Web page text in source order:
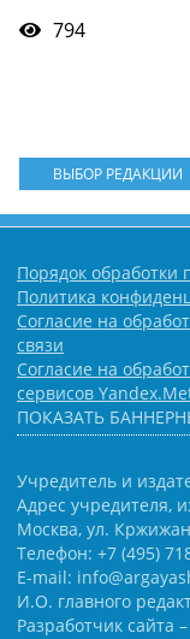
794
ВЫБОР РЕДАКЦИИ
Порядок обработки
Политика
Согласие на
связи
Согласие на
сервисов
ПОКАЗАТЬ
Учредитель и
Адрес учредителя,
Москва, ул.
Телефон: +7 (495)
E-mail:
И.О. главного
Разработчик сайта –